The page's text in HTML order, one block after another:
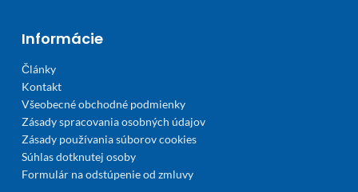
Informácie
Články
Kontakt
Všeobecné obchodné podmienky
Zásady spracovania osobných údajov
Zásady používania súborov cookies
Súhlas dotknutej osoby
Formulár na odstúpenie od zmluvy